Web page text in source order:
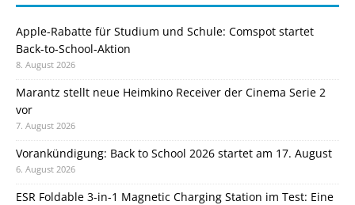
Apple-Rabatte für Studium und Schule: Comspot startet
Back-to-School-Aktion
8. August 2026
Marantz stellt neue Heimkino Receiver der Cinema Serie 2
vor
7. August 2026
Vorankündigung: Back to School 2026 startet am 17. August
6. August 2026
ESR Foldable 3-in-1 Magnetic Charging Station im Test: Eine